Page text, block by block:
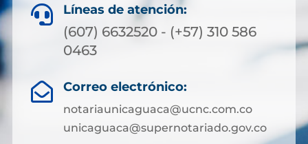
 Líneas de atención:
(607) 6632520 - (+57) 310 586
0463
 Correo electrónico:
notariaunicaguaca@ucnc.com.co
unicaguaca@supernotariado.gov.co